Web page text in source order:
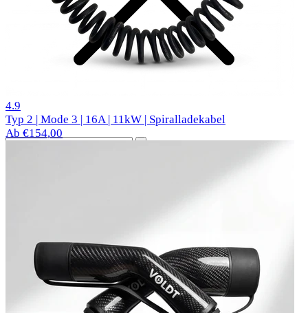
4.9
Typ 2 | Mode 3 | 16A | 11kW | Spiralladekabel
Ab €154,00